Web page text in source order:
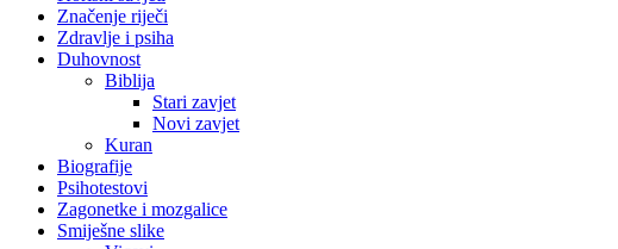
Značenje riječi
Zdravlje i psiha
Duhovnost
Biblija
Stari zavjet
Novi zavjet
Kuran
Biografije
Psihotestovi
Zagonetke i mozgalice
Smiješne slike